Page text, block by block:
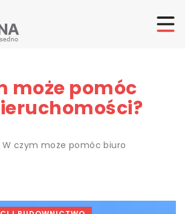
może pomóc
W czym może pomóc biuro